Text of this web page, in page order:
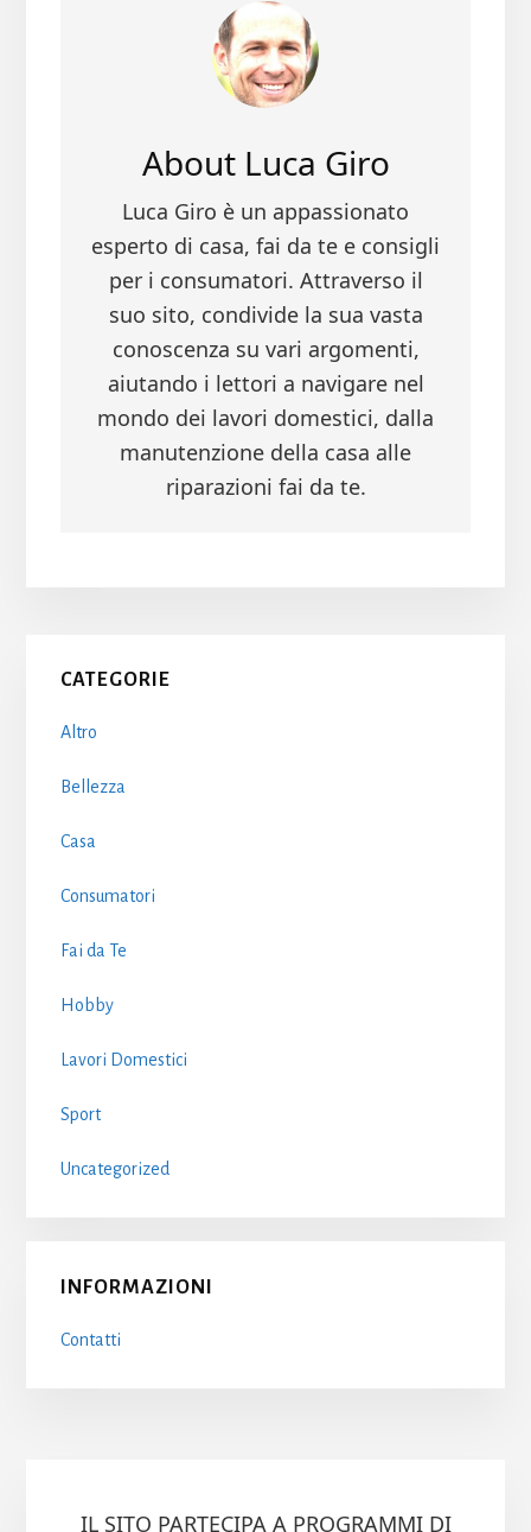
es
vi
di
About Luca Giro
Luca Giro è un appassionato
esperto di casa, fai da te e consigli
per i consumatori. Attraverso il
suo sito, condivide la sua vasta
conoscenza su vari argomenti,
aiutando i lettori a navigare nel
mondo dei lavori domestici, dalla
manutenzione della casa alle
riparazioni fai da te.
Primary
Sidebar
CATEGORIE
Altro
Bellezza
Casa
Consumatori
Fai da Te
Hobby
Lavori Domestici
Sport
Uncategorized
INFORMAZIONI
Contatti
IL SITO PARTECIPA A PROGRAMMI DI